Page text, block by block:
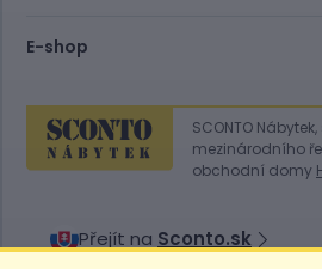
E-shop
SCONTO
mezinárodního
obchodní domy
Přejít na Sconto.sk